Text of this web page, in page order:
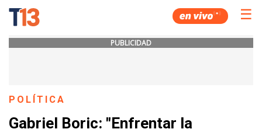
☰
PUBLICIDAD
POLÍTICA
Gabriel Boric: "Enfrentar la